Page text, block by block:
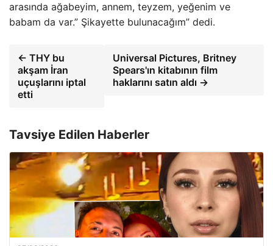
arasında ağabeyim, annem, teyzem, yeğenim ve
babam da var.” Şikayette bulunacağım” dedi.
← THY bu
akşam İran
uçuşlarını iptal
etti
Universal Pictures, Britney
Spears'ın kitabının film
haklarını satın aldı →
Tavsiye Edilen Haberler